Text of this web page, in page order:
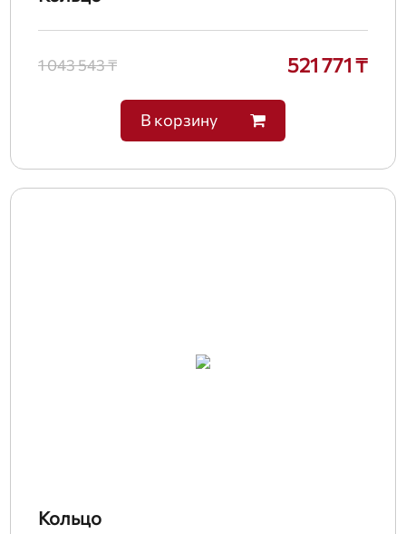
1 043 543 ₸ 521 771 ₸
В корзину
Кольцо